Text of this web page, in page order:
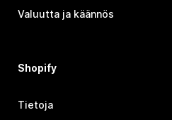
Valuutta ja käännös
Shopify
Tietoja